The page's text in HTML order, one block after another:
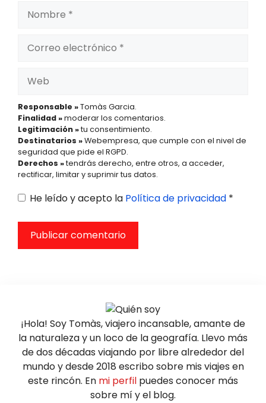
Nombre
electrónico
Responsable »Tomàs Garcia.
Finalidad »moderar los comentarios.
Legitimación »tu consentimiento.
Destinatarios »Webempresa, que cumple con el nivel de
seguridad que pide el RGPD.
Derechos »tendrás derecho, entre otros, a acceder,
rectificar, limitar y suprimir tus datos.
He leído y acepto la Política de privacidad *
¡Hola! Soy Tomàs, viajero incansable, amante de
la naturaleza y un loco de la geografía. Llevo más
de dos décadas viajando por libre alrededor del
mundo y desde 2018 escribo sobre mis viajes en
este rincón. En mi perfil puedes conocer más
sobre mí y el blog.